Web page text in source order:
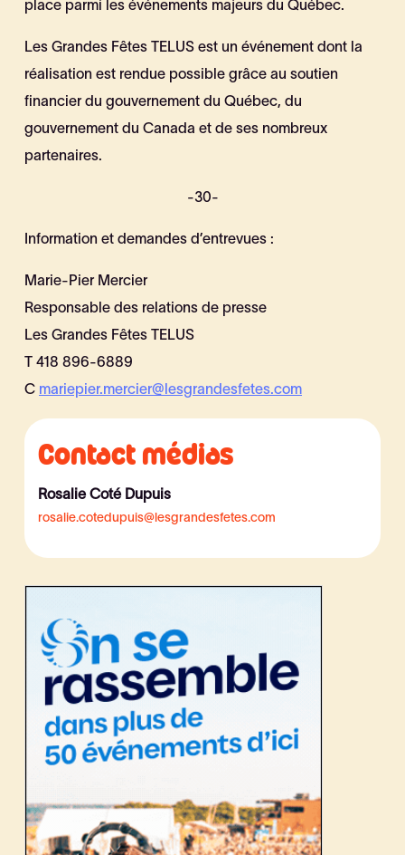
place parmi les événements majeurs du Québec.
Les Grandes Fêtes TELUS est un événement dont la
réalisation est rendue possible grâce au soutien
financier du gouvernement du Québec, du
gouvernement du Canada et de ses nombreux
partenaires.
-30-
Information et demandes d’entrevues :
Marie-Pier Mercier
Responsable des relations de presse
Les Grandes Fêtes TELUS
T 418 896-6889
C mariepier.mercier@lesgrandesfetes.com
Contact médias
Rosalie Coté Dupuis
rosalie.cotedupuis@lesgrandesfetes.com